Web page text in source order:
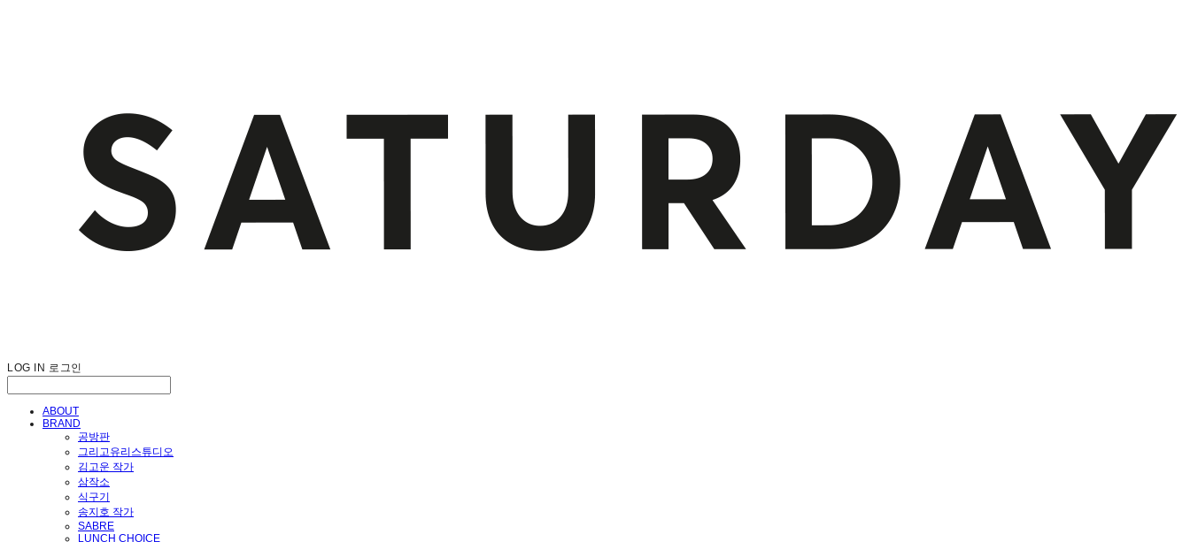
LOG IN 로그인
ABOUT
BRAND
공방판
그리고유리스튜디오
김고운 작가
삼작소
식구기
송지호 작가
SABRE
LUNCH CHOICE